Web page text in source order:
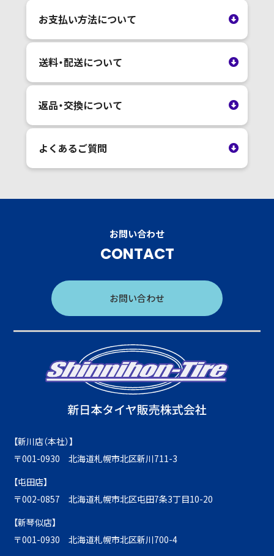
お支払い方法について
送料・配送について
返品・交換について
よくあるご質問
お問い合わせ
CONTACT
お問い合わせ
【新川店（本社）】
〒001-0930 北海道札幌市北区新川711-3
【屯田店】
〒002-0857 北海道札幌市北区屯田7条3丁目10-20
【新琴似店】
〒001-0930 北海道札幌市北区新川700-4